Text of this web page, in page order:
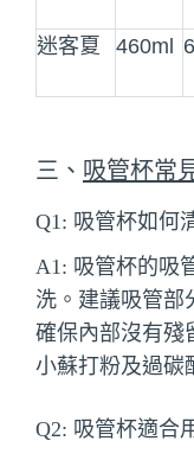
迷客夏 460ml
三、 吸管杯常
Q1: 吸管杯如何
A1: 吸管杯的吸
洗。建議吸管部
確保內部沒有殘
小蘇打粉及過碳
Q2: 吸管杯適合